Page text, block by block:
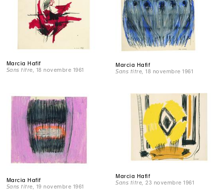
Marcia Hafif
Sans titre , 18 novembre 1961
Marcia Hafif
Sans titre , 18 novembre 1961
Marcia Hafif
Sans titre , 19 novembre 1961
Marcia Hafif
Sans titre , 23 novembre 1961